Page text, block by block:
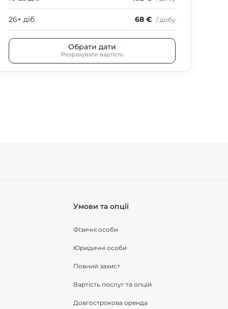
26+ діб 68 € / добу
Обрати дати
Розрахувати вартість
Умови та опції
Фізичні особи
Юридичні особи
Повний захист
Вартість послуг та опцій
Довгострокова оренда